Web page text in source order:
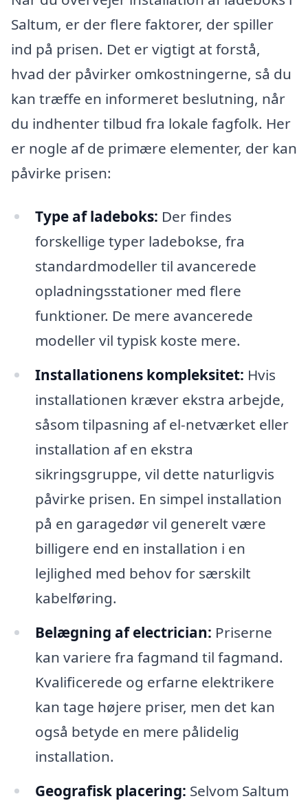
Saltum, er der flere faktorer, der spiller
ind på prisen. Det er vigtigt at forstå,
hvad der påvirker omkostningerne, så du
kan træffe en informeret beslutning, når
du indhenter tilbud fra lokale fagfolk. Her
er nogle af de primære elementer, der kan
påvirke prisen:
Type af ladeboks: Der findes
forskellige typer ladebokse, fra
standardmodeller til avancerede
opladningsstationer med flere
funktioner. De mere avancerede
modeller vil typisk koste mere.
Installationens kompleksitet: Hvis
installationen kræver ekstra arbejde,
såsom tilpasning af el-netværket eller
installation af en ekstra
sikringsgruppe, vil dette naturligvis
påvirke prisen. En simpel installation
på en garagedør vil generelt være
billigere end en installation i en
lejlighed med behov for særskilt
kabelføring.
Belægning af electrician: Priserne
kan variere fra fagmand til fagmand.
Kvalificerede og erfarne elektrikere
kan tage højere priser, men det kan
også betyde en mere pålidelig
installation.
Geografisk placering: Selvom Saltum